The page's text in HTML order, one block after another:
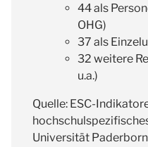
44 als
OHG)
37 als
32 weitere
u.a.)
Quelle: ESC-
Universität